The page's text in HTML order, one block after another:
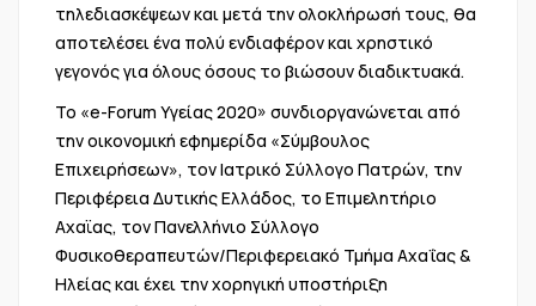
τηλεδιασκέψεων και μετά την ολοκλήρωσή τους, θα
αποτελέσει ένα πολύ ενδιαφέρον και χρηστικό
γεγονός για όλους όσους το βιώσουν διαδικτυακά.
Το «e-Forum Υγείας 2020» συνδιοργανώνεται από
την οικονομική εφημερίδα «Σύμβουλος
Επιχειρήσεων», τον Ιατρικό Σύλλογο Πατρών, την
Περιφέρεια Δυτικής Ελλάδος, το Επιμελητήριο
Αχαϊας, τον Πανελλήνιο Σύλλογο
Φυσικοθεραπευτών/Περιφερειακό Τμήμα Αχαΐας &
Ηλείας και έχει την χορηγική υποστήριξη